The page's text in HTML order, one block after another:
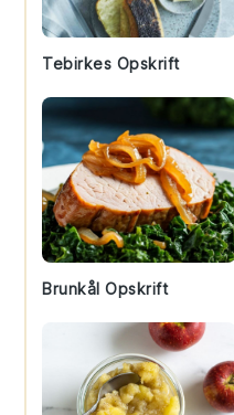
Tebirkes Opskrift
Brunkål Opskrift